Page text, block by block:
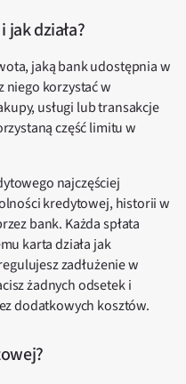
działa?
jaką bank udostępnia w
niego korzystać w
usługi lub transakcje
część limitu w
najczęściej
kredytowej, historii w
bank. Każda spłata
karta działa jak
zadłużenie w
żadnych odsetek i
dodatkowych kosztów.